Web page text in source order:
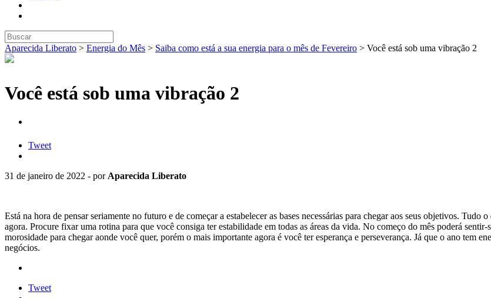
Aparecida Liberato > Energia do Mês > Saiba como está a sua energia para o mês de Fevereiro > Você está sob uma vibração 2
Você está sob uma vibração 2
Tweet
31 de janeiro de 2022 - por Aparecida Liberato
Está na hora de pensar seriamente no futuro e de começar a estabelecer as bases necessárias para chegar aos seus objetivos.
agora. Procure fixar uma rotina para que você consiga ter estabilidade em todas as áreas da vida. No começo do mês poderá
morosidade para chegar aonde você quer, porém o mais importante agora é você ter esperança e perseverança. Já que o ano tem
negócios.
Tweet